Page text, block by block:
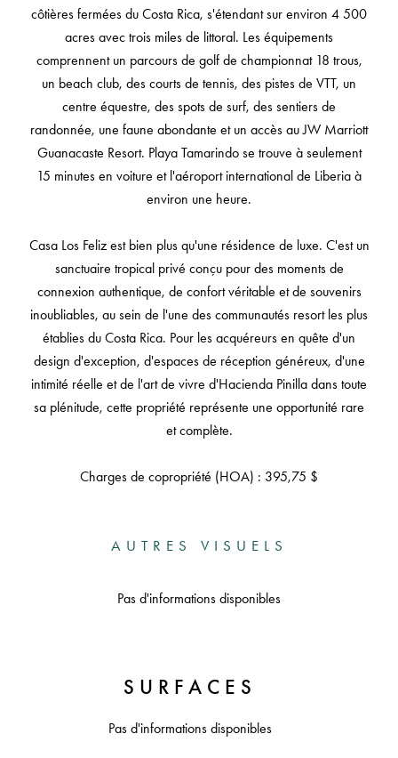
côtières fermées du Costa Rica, s'étendant sur environ 4 500
acres avec trois miles de littoral. Les équipements
comprennent un parcours de golf de championnat 18 trous,
un beach club, des courts de tennis, des pistes de VTT, un
centre équestre, des spots de surf, des sentiers de
randonnée, une faune abondante et un accès au JW Marriott
Guanacaste Resort. Playa Tamarindo se trouve à seulement
15 minutes en voiture et l'aéroport international de Liberia à
environ une heure.
Casa Los Feliz est bien plus qu'une résidence de luxe. C'est un
sanctuaire tropical privé conçu pour des moments de
connexion authentique, de confort véritable et de souvenirs
inoubliables, au sein de l'une des communautés resort les plus
établies du Costa Rica. Pour les acquéreurs en quête d'un
design d'exception, d'espaces de réception généreux, d'une
intimité réelle et de l'art de vivre d'Hacienda Pinilla dans toute
sa plénitude, cette propriété représente une opportunité rare
et complète.
Charges de copropriété (HOA) : 395,75 $
AUTRES VISUELS
Pas d'informations disponibles
SURFACES
Pas d'informations disponibles